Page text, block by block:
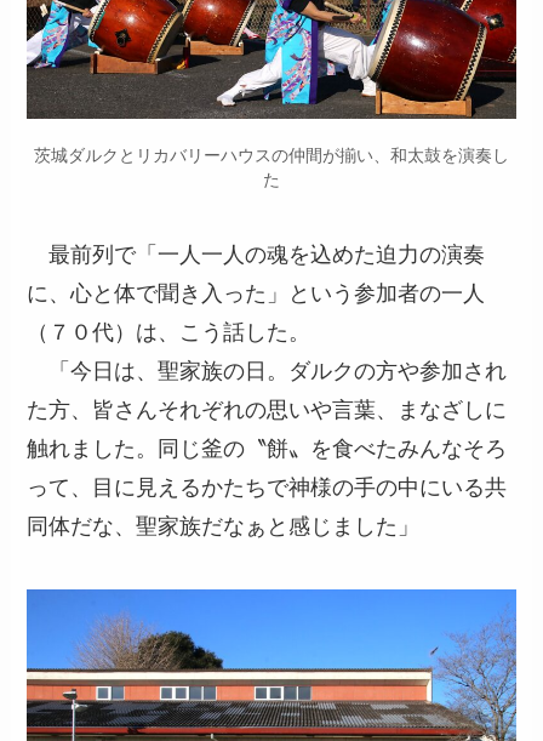
茨城ダルクとリカバリーハウスの仲間が揃い、和太鼓を演奏し
た
最前列で「一人一人の魂を込めた迫力の演奏
に、心と体で聞き入った」という参加者の一人
（７０代）は、こう話した。
「今日は、聖家族の日。ダルクの方や参加され
た方、皆さんそれぞれの思いや言葉、まなざしに
触れました。同じ釜の〝餅〟を食べたみんなそろ
って、目に見えるかたちで神様の手の中にいる共
同体だな、聖家族だなぁと感じました」